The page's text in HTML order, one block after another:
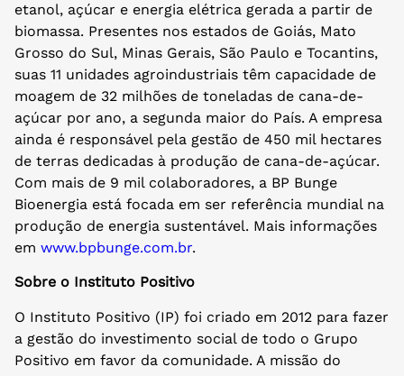
etanol, açúcar e energia elétrica gerada a partir de
biomassa. Presentes nos estados de Goiás, Mato
Grosso do Sul, Minas Gerais, São Paulo e Tocantins,
suas 11 unidades agroindustriais têm capacidade de
moagem de 32 milhões de toneladas de cana-de-
açúcar por ano, a segunda maior do País. A empresa
ainda é responsável pela gestão de 450 mil hectares
de terras dedicadas à produção de cana-de-açúcar.
Com mais de 9 mil colaboradores, a BP Bunge
Bioenergia está focada em ser referência mundial na
produção de energia sustentável. Mais informações
em www.bpbunge.com.br.
Sobre o Instituto Positivo
O Instituto Positivo (IP) foi criado em 2012 para fazer
a gestão do investimento social de todo o Grupo
Positivo em favor da comunidade. A missão do